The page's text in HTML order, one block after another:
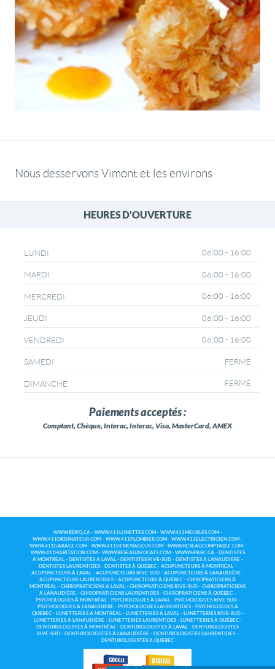
Nous desservons Vimont et les environs
HEURES D'OUVERTURE
LUNDI 06:00 - 16:00
MARDI 06:00 - 16:00
MERCREDI 06:00 - 16:00
JEUDI 06:00 - 16:00
VENDREDI 06:00 - 16:00
SAMEDI FERMÉ
DIMANCHE FERMÉ
Paiements acceptés :
Comptant, Chèque, Interac, Interac, Visa, MasterCard, AMEX
WWW.RDPQ.CA - WWW.411LUNETTES.COM - WWW.411MEUBLES.COM -
WWW.411ORDINATEUR.COM - WWW.411PLOMBIER.COM - WWW.411ELECTRICIEN.COM -
WWW.411GARAGE.COM - WWW.411DEMENAGEUR.COM - WWW.RESEAUCOMPTABLE.COM -
WWW.411HABITATION.COM - WWW.RESEAUAVOCATS.COM - WWW.HPABC.CA - DENTISTES
À MONTRÉAL
- DENTISTES À LAVAL - DENTISTES RIVE-SUD- DENTISTES À LANAUDIÈRE-
DENTISTES LAURENTIDES - DENTISTES À QUÉBEC - ACUPUNCTEURS À MONTRÉAL
-
ACUPUNCTEURS À LAVAL
- ACUPUNCTEURS RIVE-SUD- ACUPUNCTEURS À LANAUDIÈRE-
ACUPUNCTEURS LAURENTIDES - ACUPUNCTEURS À QUÉBEC - CHIROPRATICIENS À
MONTRÉAL
- CHIROPRATICIENS À LAVAL - CHIROPRATICIENS RIVE-SUD - CHIROPRATICIENS
À LANAUDIÈRE - CHIROPRATICIENS LAURENTIDES - CHIROPRATICIENS À QUÉBEC -
PSYCHOLOGUES À MONTRÉAL
- PSYCHOLOGUES À LAVAL - PSYCHOLOGUES RIVE-SUD-
PSYCHOLOGUES À LANAUDIÈRE- PSYCHOLOGUES LAURENTIDES- PSYCHOLOGUES À
QUÉBEC- LUNETTERIES À MONTRÉAL - LUNETTERIES À LAVAL - LUNETTERIES RIVE-SUD-
LUNETTERIES À LANAUDIÈRE- LUNETTERIES LAURENTIDES- LUNETTERIES À QUÉBEC-
DENTUROLOGISTES À MONTRÉAL
- DENTUROLOGISTES À LAVAL - DENTUROLOGISTES
RIVE-SUD - DENTUROLOGISTES À LANAUDIÈRE - DENTUROLOGISTES LAURENTIDES -
DENTUROLOGISTES À QUÉBEC